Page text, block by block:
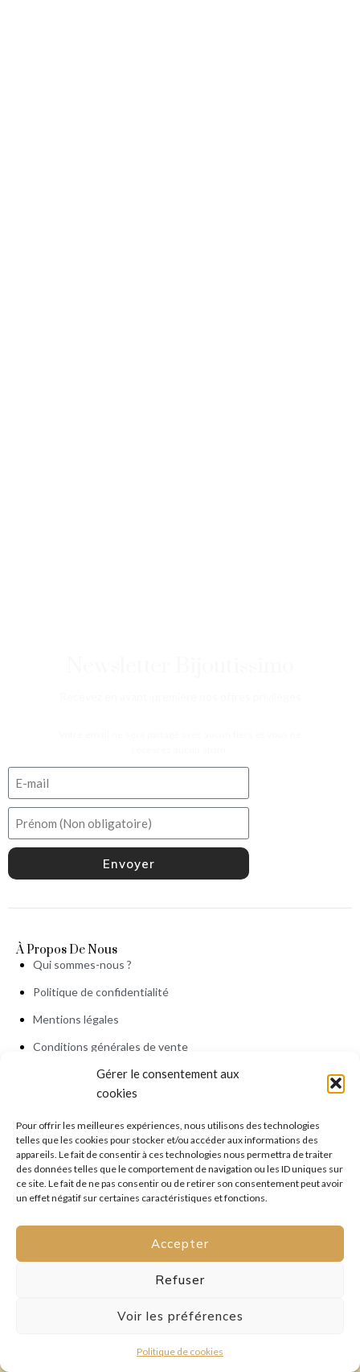
Gérer le consentement aux
cookies
Pour offrir les meilleures expériences, nous utilisons des technologies
telles que les cookies pour stocker et/ou accéder aux informations des
appareils. Le fait de consentir à ces technologies nous permettra de traiter
des données telles que le comportement de navigation ou les ID uniques sur
ce site. Le fait de ne pas consentir ou de retirer son consentement peut avoir
un effet négatif sur certaines caractéristiques et fonctions.
Accepter
Refuser
Voir les préférences
Politique de cookies
Envoyer
À Propos De Nous
Qui sommes-nous ?
Politique de confidentialité
Mentions légales
Conditions générales de vente
Politique de cookies (UE)
Service Client
Mon Compte
Conditions d’Expéditions
Paiements
Tél : (+33) 06 20 71 27 92
© 2026 Bijoutissimo